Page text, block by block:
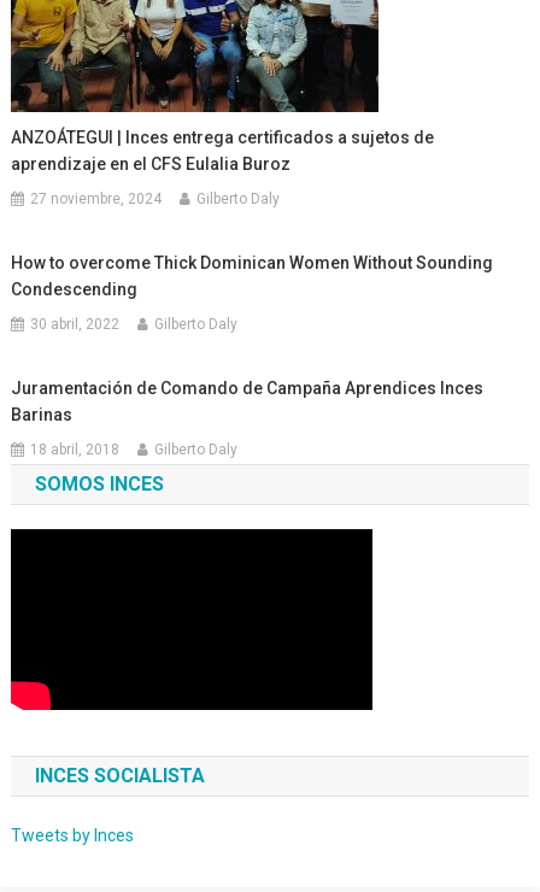
ANZOÁTEGUI | Inces entrega certificados a sujetos de
aprendizaje en el CFS Eulalia Buroz
27 noviembre, 2024 Gilberto Daly
How to overcome Thick Dominican Women Without Sounding
Condescending
30 abril, 2022 Gilberto Daly
Juramentación de Comando de Campaña Aprendices Inces
Barinas
18 abril, 2018 Gilberto Daly
SOMOS INCES
INCES SOCIALISTA
Tweets by Inces